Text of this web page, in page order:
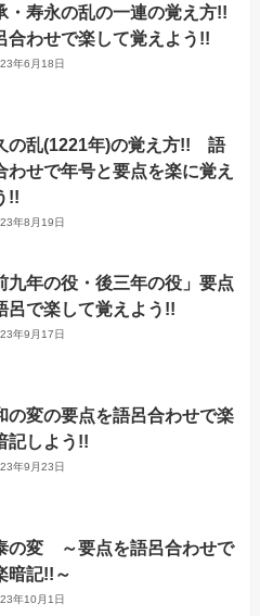
・寿永の乱の一連の覚え方!!
合わせで楽して覚えよう!!
年6月18日
の乱(1221年)の覚え方!! 語
わせで年号と要点を楽に覚え
!!
年8月19日
九年の役・後三年の役」要点
呂で楽して覚えよう!!
年9月17日
の変の要点を語呂合わせで楽
記しよう!!
年9月23日
の変 ～要点を語呂合わせで
暗記!!～
年10月1日